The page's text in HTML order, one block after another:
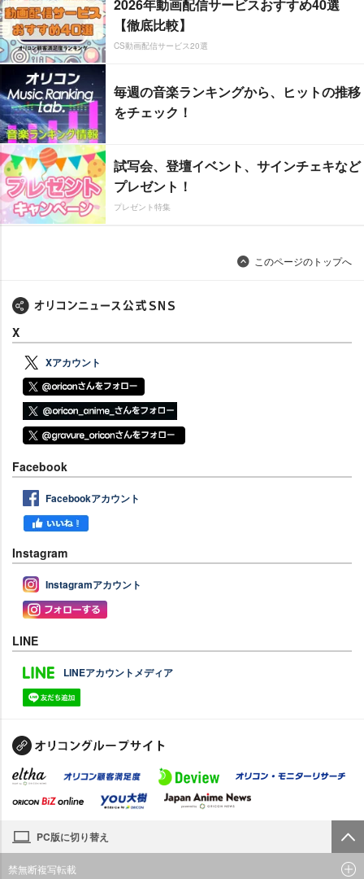
2026年動画配信サービスおすすめ40選
【徹底比較】
CS動画配信サービス20選
毎週の音楽ランキングから、ヒットの推移
をチェック！
試写会、登壇イベント、サインチェキなど
プレゼント！
プレゼント特集
このページのトップへ
X
Xアカウント
Facebook
Facebookアカウント
Instagram
Instagramアカウント
LINE
LINEアカウントメディア
PC版に切り替え
禁無断複写転載